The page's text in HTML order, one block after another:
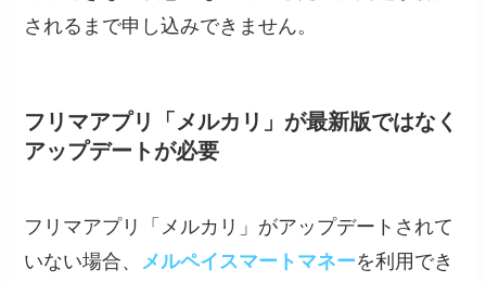
されるまで申し込みできません。
フリマアプリ「メルカリ」が最新版ではなく
アップデートが必要
フリマアプリ「メルカリ」がアップデートされて
いない場合、
メルペイスマートマネーを利用でき